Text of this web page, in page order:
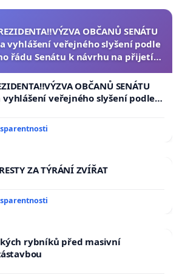
OBČANŮ SENÁTU
vyhlášení veřejného slyšení podle
řádu Senátu k návrhu na přijetí
republiky
OBČANŮ SENÁTU
vyhlášení veřejného slyšení podle §
Senátu k návrhu na přijetí
ústavní žaloby na prezidenta
ZA TÝRÁNÍ ZVÍŘAT
rybníků před masivní